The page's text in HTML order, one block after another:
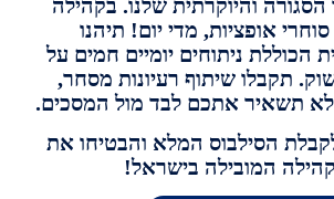
שלנו. בקהילה
סוחרי אופציות, מדי יום! תיהנו
יומיים חמים על
שיתוף רעיונות מסחר,
אתכם לבד מול המסכים.
המלא והבטיחו את
בישראל!